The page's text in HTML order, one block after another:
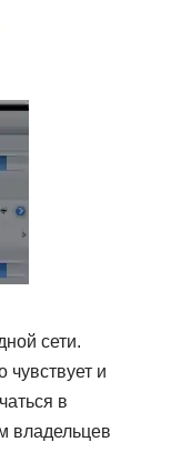
сети.
чувствует и
в
владельцев